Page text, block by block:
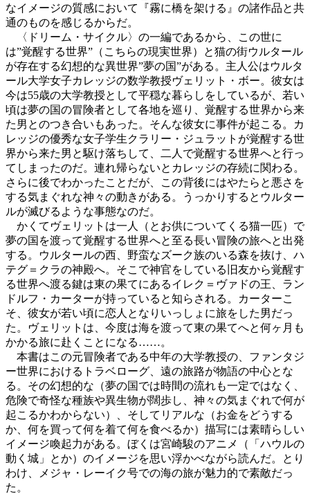
なイメージの質感において『霧に橋を架ける』の諸作品と共
通のものを感じるからだ。
〈ドリーム・サイクル〉の一編であるから、この世に
は”覚醒する世界”（こちらの現実世界）と猫の街ウルタール
が存在する幻想的な異世界”夢の国”がある。主人公はウルタ
ール大学女子カレッジの数学教授ヴェリット・ボー。彼女は
今は55歳の大学教授として平穏な暮らしをしているが、若い
頃は夢の国の冒険者として各地を巡り、覚醒する世界から来
た男とのつき合いもあった。そんな彼女に事件が起こる。カ
レッジの優秀な女子学生クラリー・ジュラットが覚醒する世
界から来た男と駆け落ちして、二人で覚醒する世界へと行っ
てしまったのだ。連れ帰らないとカレッジの存続に関わる。
さらに後でわかったことだが、この背後にはやたらと悪さを
する気まぐれな神々の動きがある。うっかりするとウルター
ルが滅びるような事態なのだ。
かくてヴェリットは一人（とお供についてくる猫一匹）で
夢の国を渡って覚醒する世界へと至る長い冒険の旅へと出発
する。ウルタールの西、野蛮なズーク族のいる森を抜け、ハ
テグ＝クラの神殿へ。そこで神官をしている旧友から覚醒す
る世界へ渡る鍵は東の果てにあるイレク＝ヴァドの王、ラン
ドルフ・カーターが持っていると知らされる。カーターこ
そ、彼女が若い頃に恋人となりいっしょに旅をした男だっ
た。ヴェリットは、今度は海を渡って東の果てへと何ヶ月も
かかる旅に赴くことになる……。
本書はこの元冒険者である中年の大学教授の、ファンタジ
ー世界におけるトラベローグ、遠の旅路が物語の中心とな
る。その幻想的な（夢の国では時間の流れも一定ではなく、
危険で奇怪な種族や異生物が闊歩し、神々の気まぐれで何が
起こるかわからない）、そしてリアルな（お金をどうする
か、何を買って何を着て何を食べるか）描写には素晴らしい
イメージ喚起力がある。ぼくは宮崎駿のアニメ（「ハウルの
動く城」とか）のイメージを思い浮かべながら読んだ。とり
わけ、メジャ・レーイク号での海の旅が魅力的で素敵だっ
た。